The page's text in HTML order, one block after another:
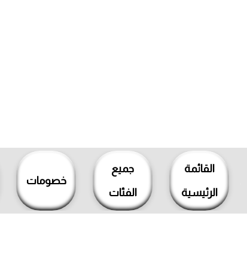
القائمة
الرئيسية
جميع
الفئات
خصومات
المحتوى